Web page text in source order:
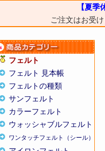
【夏季
ご注文はお受
フェルト
フェルト 見本帳
フェルトの種類
サンフェルト
カラーフェルト
ウォッシャブルフェルト
ワンタッチフェルト（シール）